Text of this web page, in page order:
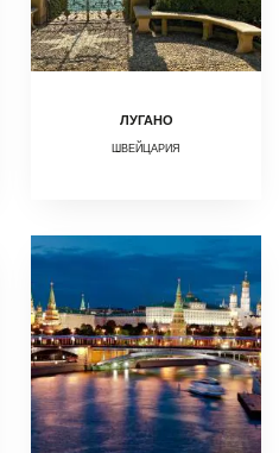
ЛУГАНО
ШВЕЙЦАРИЯ